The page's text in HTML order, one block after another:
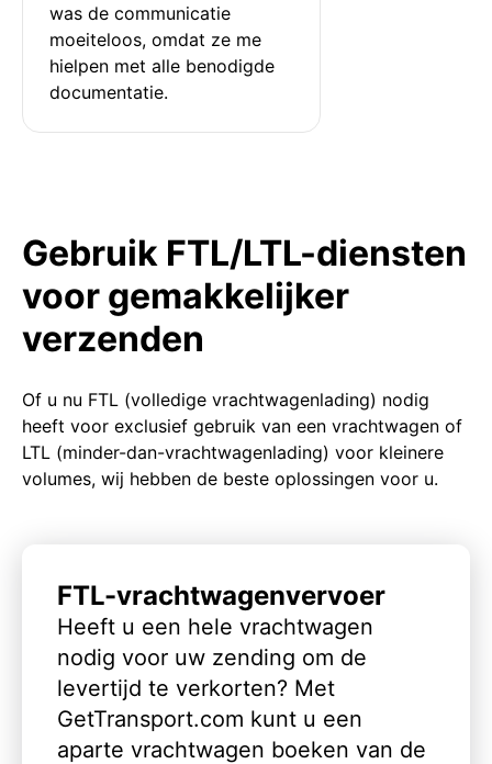
was de communicatie
moeiteloos, omdat ze me
hielpen met alle benodigde
documentatie.
Gebruik FTL/LTL-diensten
voor gemakkelijker
verzenden
Of u nu FTL (volledige vrachtwagenlading) nodig
heeft voor exclusief gebruik van een vrachtwagen of
LTL (minder-dan-vrachtwagenlading) voor kleinere
volumes, wij hebben de beste oplossingen voor u.
FTL-vrachtwagenvervoer
Heeft u een hele vrachtwagen
nodig voor uw zending om de
levertijd te verkorten? Met
GetTransport.com kunt u een
aparte vrachtwagen boeken van de